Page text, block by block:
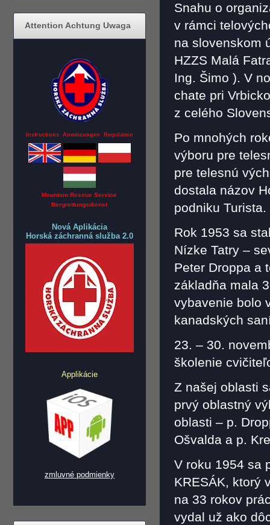
Attention Achtung Uwaga
Instructions Anweisungen Regulamin
Mountain Rescue Service
Bergrettungsdienst
Nová Aplikácia
Horská záchranná služba 2.0
Applikácie
zmluvné podmienky
Snahu o
v rámci
na slovenskom
HZZS Malá
Ing. Šimo ). V
chate pri
z celého
Po mnohých
výboru pre
pre telesnú
dostala názov
podniku Turista.
Rok 1953 sa
Nízke Tatry –
Peter Droppa a
základňa mala
vybavenie bolo
kanadských
23. – 30.
školenie
Z našej oblasti
prvý oblastný
oblasti – p.
Ošvalda a p.
V roku 1954 sa
KRESÁK, ktorý
na 33 rokov
vydal už ako